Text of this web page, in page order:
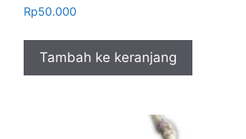
Rp50.000
Tambah ke keranjang